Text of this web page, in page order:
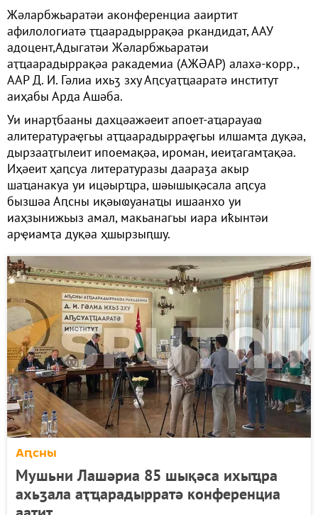
Жәларбжьаратәи аконференциа ааиртит
афилологиатә ҭҵаарадыррақәа ркандидат, ААУ
адоцент,Адыгатәи Жәларбжьаратәи
аҭҵаарадыррақәа ракадемиа (АЖӘАР) алахә-корр.,
ААР Д. И. Гәлиа ихьӡ зху Аԥсуаҭҵааратә институт
аиҳабы Арда Ашәба.
Уи инарҭбааны дахцәажәеит апоет-аҵарауаҩ
алитератураҿгьы аҭҵаарадырраҿгьы илшамҭа дуқәа,
дырзааҭгылеит ипоемақәа, ироман, иеиҭагамҭақәа.
Иҳәеит ҳаԥсуа литературазы даараӡа акыр
шаҵанакуа уи ицәырҵра, шәышықәсала аԥсуа
бызшәа Аԥсны иқәыҩуанаҵы ишаанхо уи
иаҳзынижьыз амал, макьанагьы иара иҟынтәи
арҿиамҭа дуқәа ҳшырзыԥшу.
Аԥсны
Мушьни Лашәриа 85 шықәса ихыҵра
ахьӡала аҭҵарадырратә конференциа